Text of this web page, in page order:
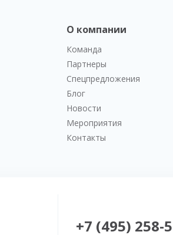
О компании
Команда
Партнеры
Спецпредложения
Блог
Новости
Мероприятия
Контакты
+7 (495) 258-